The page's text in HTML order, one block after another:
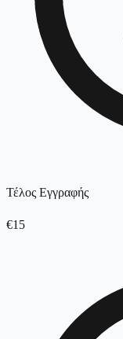
Τέλος Εγγραφής
€15